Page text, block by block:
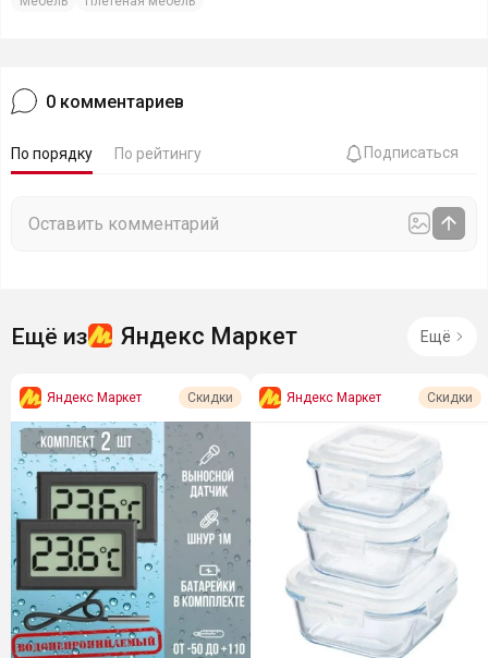
0 комментариев
По порядку По рейтингу Подписаться
Ещё из Яндекс Маркет Ещё
Яндекс Маркет Скидки Яндекс Маркет Скидки